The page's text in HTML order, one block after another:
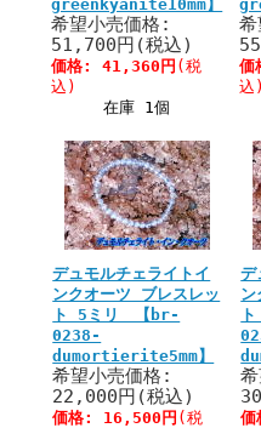
greenkyanite10mm】
希望小売価格:
51,700円(税込)
価格:41,360円 (税
込)
在庫 1個
デュモルチェライトイ
ンクオーツ ブレスレッ
ト 5ミリ 【br-
0238-
dumortierite5mm】
希望小売価格:
22,000円(税込)
価格: 16,500円 (税
デ
ン